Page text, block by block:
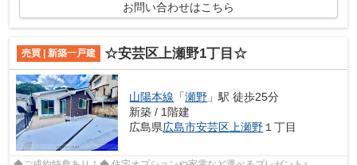
お問い合わせはこちら
売買 | 新築一戸建 ☆安芸区上瀬野1丁目☆
山陽本線 「瀬野 」駅 徒歩25分
新築 / 1階建
広島県広島市安芸区上瀬野１丁目